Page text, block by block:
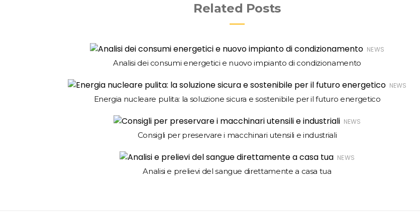
Related Posts
NEWS
Analisi dei consumi energetici e nuovo impianto di condizionamento
NEWS
Energia nucleare pulita: la soluzione sicura e sostenibile per il futuro energetico
NEWS
Consigli per preservare i macchinari utensili e industriali
NEWS
Analisi e prelievi del sangue direttamente a casa tua